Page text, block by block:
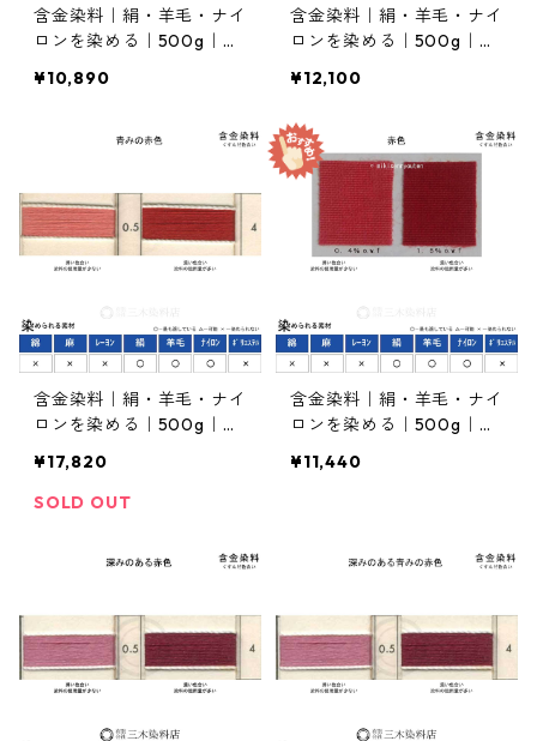
含金染料｜絹・羊毛・ナイ
ロンを染める｜500g｜カ
みの橙色）
¥10,890
含金染料｜絹・羊毛・ナイ
ロンを染める｜500g｜ア
（橙色）
¥12,100
含金染料｜絹・羊毛・ナイ
ロンを染める｜500g｜カ
色）
¥17,820
SOLD OUT
含金染料｜絹・羊毛・ナイ
ロンを染める｜500g｜ア
色）
¥11,440